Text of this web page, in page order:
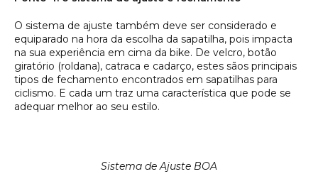
O sistema de ajuste também deve ser considerado e
equiparado na hora da escolha da sapatilha, pois impacta
na sua experiência em cima da bike. De velcro, botão
giratório (roldana), catraca e cadarço, estes sãos principais
tipos de fechamento encontrados em sapatilhas para
ciclismo. E cada um traz uma característica que pode se
adequar melhor ao seu estilo.
Sistema de Ajuste BOA